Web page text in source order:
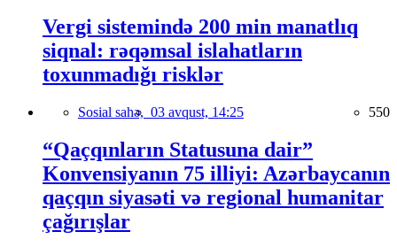
Vergi sistemində 200 min manatlıq
siqnal: rəqəmsal islahatların
toxunmadığı risklər
Sosial sahə, 03 avqust, 14:25 550
“Qaçqınların Statusuna dair”
Konvensiyanın 75 illiyi: Azərbaycanın
qaçqın siyasəti və regional humanitar
çağırışlar